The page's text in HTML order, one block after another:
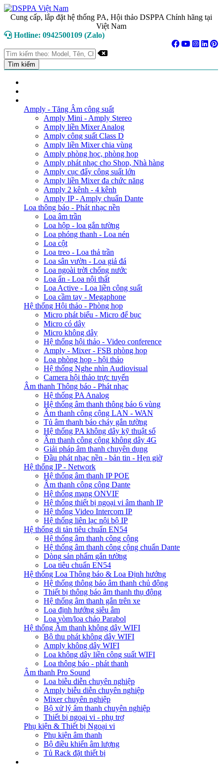
Cung cấp, lắp đặt hệ thống PA, Hội thảo DSPPA Chính hãng tại
Việt Nam
Hotline: 0942500109 (Zalo)
Amply - Tăng Âm công suất
Amply Mini - Amply Stereo
Amply liền Mixer Analog
Amply công suất Class D
Amply liền Mixer chia vùng
Amply phòng học, phòng họp
Amply phát nhạc cho Shop, Nhà hàng
Amply cục đẩy công suất lớn
Amply liền Mixer đa chức năng
Amply 2 kênh - 4 kênh
Amply IP - Amply chuẩn Dante
Loa thông báo - Phát nhạc nền
Loa âm trần
Loa hộp - loa gắn tường
Loa phóng thanh - Loa nén
Loa cột
Loa treo - Loa thả trần
Loa sân vườn - Loa giả đá
Loa ngoài trời chống nước
Loa ẩn - Loa nội thất
Loa Active - Loa liền công suất
Loa cầm tay - Megaphone
Hệ thống Hội thảo - Phòng họp
Micro phát biểu - Micro để bục
Micro có dây
Micro không dây
Hệ thống hội thảo - Video conference
Amply - Mixer - FSB phòng họp
Loa phòng họp - hội thảo
Hệ thống Nghe nhìn Audiovisual
Camera hội thảo trực tuyến
Âm thanh Thông báo - Phát nhạc
Hệ thống PA Analog
Hệ thống âm thanh thông báo 6 vùng
Âm thanh công cộng LAN - WAN
Tủ âm thanh báo cháy gắn tường
Hệ thống PA không dây kỹ thuật số
Âm thanh công cộng không dây 4G
Giải pháp âm thanh chuyên dụng
Đầu phát nhạc nền - bản tin - Hẹn giờ
Hệ thống IP - Network
Hệ thống âm thanh IP POE
Âm thanh công cộng Dante
Hệ thống mạng ONVIF
Hệ thống thiết bị ngoại vi âm thanh IP
Hệ thống Video Intercom IP
Hệ thống liên lạc nội bộ IP
Hệ thống di tản tiêu chuẩn EN54
Hệ thống âm thanh công cộng
Hệ thống âm thanh công cộng chuẩn Dante
Dòng sản phẩm gắn tường
Loa tiêu chuẩn EN54
Hệ thống Loa Thông báo & Loa Định hướng
Hệ thống thông báo âm thanh chủ động
Thiết bị thông báo âm thanh thụ động
Hệ thống âm thanh gắn trên xe
Loa định hướng siêu âm
Loa vòm/loa chảo Parabol
Hệ thống Âm thanh không dây WIFI
Bộ thu phát không dây WIFI
Amply không dây WIFI
Loa không dây liền công suất WIFI
Loa thông báo - phát thanh
Âm thanh Pro Sound
Loa biễu diễn chuyên nghiệp
Amply biễu diễn chuyên nghiệp
Mixer chuyên nghiệp
Bộ xử lý âm thanh chuyên nghiệp
Thiết bị ngoại vi - phụ trợ
Phụ kiện & Thiết bị Ngoại vi
Phụ kiện âm thanh
Bộ điều khiển âm lượng
Tủ Rack đặt thiết bị